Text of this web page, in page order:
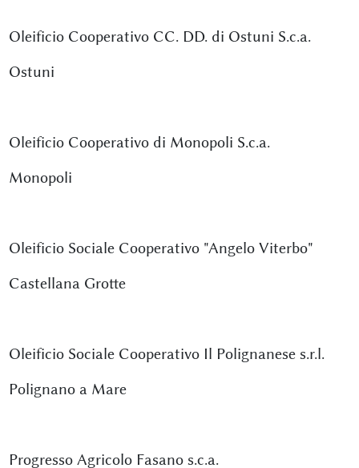
Oleificio Cooperativo CC. DD. di Ostuni S.c.a.
Ostuni
Oleificio Cooperativo di Monopoli S.c.a.
Monopoli
Oleificio Sociale Cooperativo "Angelo Viterbo"
Castellana Grotte
Oleificio Sociale Cooperativo Il Polignanese s.r.l.
Polignano a Mare
Progresso Agricolo Fasano s.c.a.